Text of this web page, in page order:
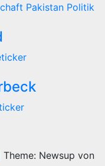
Pakistan Politik
Theme: Newsup von